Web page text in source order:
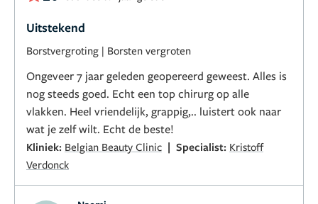
Uitstekend
Borstvergroting | Borsten vergroten
Ongeveer 7 jaar geleden geopereerd geweest. Alles is
nog steeds goed. Echt een top chirurg op alle
vlakken. Heel vriendelijk, grappig,.. luistert ook naar
wat je zelf wilt. Echt de beste!
Kliniek: Belgian Beauty Clinic | Specialist: Kristoff
Verdonck